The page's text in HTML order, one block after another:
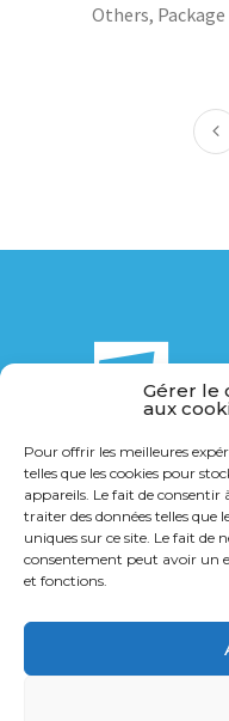
Gérer le
aux
Pour offrir les meilleures
telles que les cookies pour
appareils. Le fait de
traiter des données telles
uniques sur ce site. Le fait de
consentement peut avoir un
et fonctions.
Others Package
14 Bis